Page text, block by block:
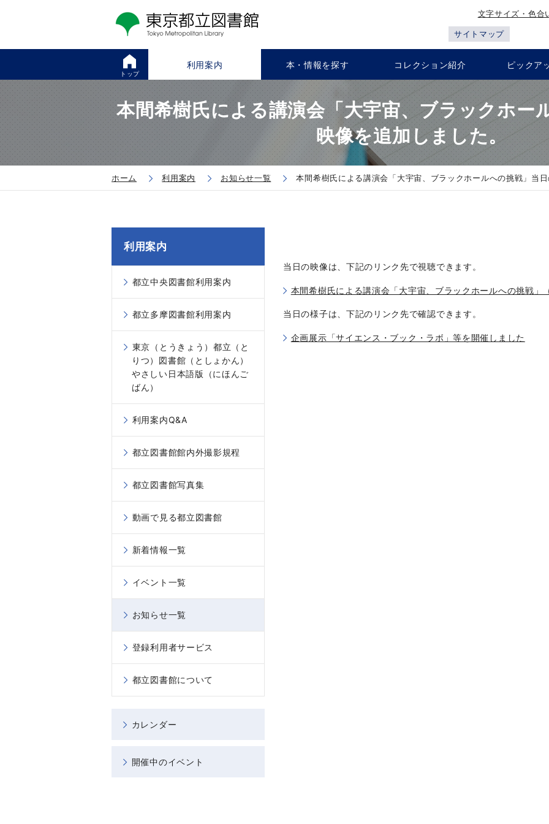
文字サイズ・色合
サイトマップ
トップ
利用案内 本・情報を探す コレクション紹介 ピックア
本間希樹氏による講演会「大宇宙、ブラックホー
映像を追加しました。
ホーム 利用案内 お知らせ一覧 本間希樹氏による講演会「大宇宙、ブラックホールへの挑戦」当日
当日の映像は、下記のリンク先で視聴できます。
本間希樹氏による講演会「大宇宙、ブラックホールへの挑戦」
当日の様子は、下記のリンク先で確認できます。
企画展示「サイエンス・ブック・ラボ」等を開催しました
利用案内
都立中央図書館利用案内
都立多摩図書館利用案内
東京（とうきょう）都立（と
りつ）図書館（としょかん）
やさしい日本語版（にほんご
ばん）
利用案内Q&A
都立図書館館内外撮影規程
都立図書館写真集
動画で見る都立図書館
新着情報一覧
イベント一覧
お知らせ一覧
登録利用者サービス
都立図書館について
カレンダー
開催中のイベント